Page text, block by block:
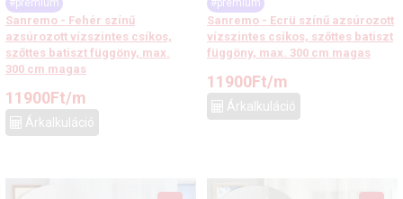
Sanremo - Fehér színű
azsúrozott vízszintes csíkos,
szőttes batiszt függöny, max.
300 cm magas
11900Ft/m
Árkalkuláció
Sanremo - Ecrü színű azsúrozott
vízszintes csíkos, szőttes batiszt
függöny, max. 300 cm magas
11900Ft/m
Árkalkuláció